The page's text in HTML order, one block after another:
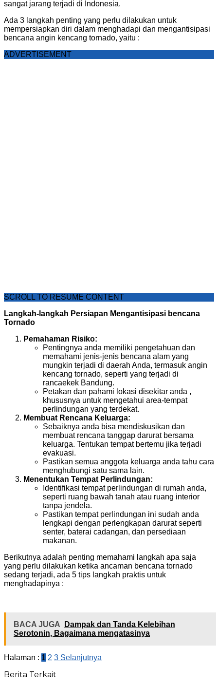
sangat jarang terjadi di Indonesia.
Ada 3 langkah penting yang perlu dilakukan untuk
mempersiapkan diri dalam menghadapi dan mengantisipasi
bencana angin kencang tornado, yaitu :
ADVERTISEMENT
SCROLL TO RESUME CONTENT
Langkah-langkah Persiapan Mengantisipasi bencana
Tornado
Pemahaman Risiko:
Pentingnya anda memiliki pengetahuan dan
memahami jenis-jenis bencana alam yang
mungkin terjadi di daerah Anda, termasuk angin
kencang tornado, seperti yang terjadi di
rancaekek Bandung.
Petakan dan pahami lokasi disekitar anda ,
khususnya untuk mengetahui area-tempat
perlindungan yang terdekat.
Membuat Rencana Keluarga:
Sebaiknya anda bisa mendiskusikan dan
membuat rencana tanggap darurat bersama
keluarga. Tentukan tempat bertemu jika terjadi
evakuasi.
Pastikan semua anggota keluarga anda tahu cara
menghubungi satu sama lain.
Menentukan Tempat Perlindungan:
Identifikasi tempat perlindungan di rumah anda,
seperti ruang bawah tanah atau ruang interior
tanpa jendela.
Pastikan tempat perlindungan ini sudah anda
lengkapi dengan perlengkapan darurat seperti
senter, baterai cadangan, dan persediaan
makanan.
Berikutnya adalah penting memahami langkah apa saja
yang perlu dilakukan ketika ancaman bencana tornado
sedang terjadi, ada 5 tips langkah praktis untuk
menghadapinya :
BACA JUGA
Dampak dan Tanda Kelebihan
Serotonin, Bagaimana mengatasinya
Halaman : 1 2 3 Selanjutnya
Berita Terkait